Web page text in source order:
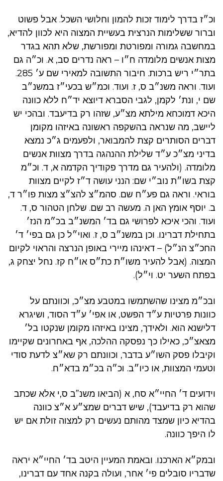
וכ״ז בדרך לימוד זכות להמון וחלושי השכל. אבל פשוט
וברור ששלימות הנרצית בעשיית המצוה היא לכוון להדיא,
במחשבה גמורה ומפורטת ומפורשת, שלא תהא בגדר
מצות אנשים מלומדה ח״ו – ראה נדרים סב, א. וכ״ה גם
בתר״י ריש ברכות. חיבור התשובה למאירי שם ע׳ 285.
ועוד. וראה משנ״ב ס, ז. ועוד. וכמ״ש בכעי״ז במשנ״ב
שם י, ונת׳ לקמן, לגבי הסברא דיוצא יד״ח ללא כוונה
היכא דמוכחא מילתא מצ״ע, שזהו רק בדיעבד. ובהכי יש
ליישב, מה שנראה בהשקפה ראשונה באיזהו מקומן
דברים הסותרים קצת להמבואר, ולפעמים ג״כ נמצא
בדיני מצ״כ ע״ד שלילת ההנהגה בדרך מצוות אנשים
מלומדה. (ולהעיר גם מדרך פקודיך הקדמה א, ד. וכ״מ
קצת בשו״ת נוב״י שם: הנני עושה ד״ז לקיים מצוות
בוראי. וראה גם פע״ח שם. סהמ״צ להצ״צ מצות פו״ר ד,
ב. יוסף אומץ האן ה. מעשה רב שם. שלחן הטהור ס, ד.
ועוד. והכי איכא לפרושי גם בד׳ המשנ״ב בכ״מ הנז׳
בתחילת דברינו. וכן במשנ״ב ס, ז. ואוי״ל כן גם בפי׳ ד׳
החכ״צ הנ״ל) – דאינהו מיירי באופן הנרצה והראוי לקיום
המצוה. (אבל להעיר משו״ת כת״ס או״ח קז. נחל יצחק ג,
בפתח השער יט. וי״ל).
ובכ״מ מצינו שהשתמשו במטבע מצ״כ, וכוונתם על
כוונות פרטיות ע״ד הפשט, או אפי׳ ע״ד הסוד, ושיגרא
דלישנא הוא. ולאידך, מצינו באיזהו מקומן שנקטו בל׳
מצאצ״כ, כאילו כך נפסקה ההלכה, אף באחרונים שקיימו
וקיבלו פסק השו״ע בדבר, וכוונתם רק שא״צ לדעת סודי
וטעמי המצוות, או כיו״ב. וכ״ה בכ״מ בדא״ח.
וידועים ד׳ החיי״א סח, א (הביאו משנ”ב ס,י אלא שכתב
שהוא רק בדיעבד), שיש דברים שמצ״ע א״צ כוונה
בהדיא כיון שמצד מהותם נעשים רק למצוה זולת אם יש
לו היפך כוונה.
ובמק״א הארכנו. ובאמת המעיין היטב בד׳ החיי״א יראה
שדבריו סובלים פי׳ אחר, ועולה בקנה אחד עם דברינו,